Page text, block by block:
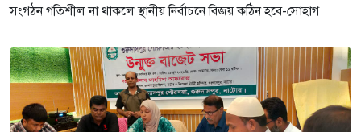
সংগঠন গতিশীল না থাকলে স্থানীয় নির্বাচনে বিজয় কঠিন হবে-সোহাগ